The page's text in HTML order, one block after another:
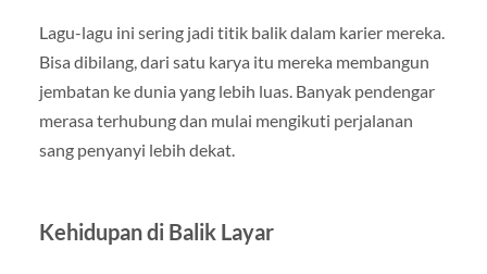
Lagu-lagu ini sering jadi titik balik dalam karier mereka.
Bisa dibilang, dari satu karya itu mereka membangun
jembatan ke dunia yang lebih luas. Banyak pendengar
merasa terhubung dan mulai mengikuti perjalanan
sang penyanyi lebih dekat.
Kehidupan di Balik Layar